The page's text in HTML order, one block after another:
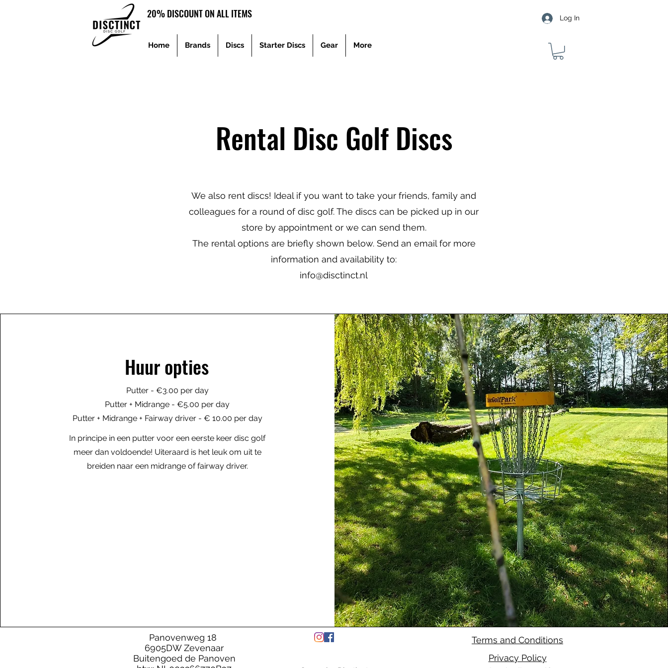
Home Brands Discs Starter Discs Gear More
Log In
20% DISCOUNT ON ALL ITEMS
Rental Disc Golf Discs
We also rent discs! Ideal if you want to take your friends, family and
colleagues for a round of disc golf. The discs can be picked up in our
store by appointment or we can send them.
The rental options are briefly shown below. Send an email for more
information and availability to:
info@disctinct.nl
Huur opties
Putter - €3.00 per day
Putter + Midrange - €5.00 per day
Putter + Midrange + Fairway driver - € 10.00 per day
In principe in een putter voor een eerste keer disc golf
meer dan voldoende! Uiteraard is het leuk om uit te
breiden naar een midrange of fairway driver.
Panovenweg 18
6905DW Zevenaar
Buitengoed de Panoven
Terms and Conditions
Privacy Policy